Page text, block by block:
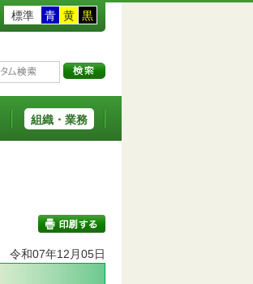
標準 青 黄 黒
組織・業務
令和07年12月05日